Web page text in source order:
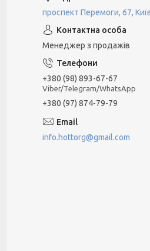
проспект Перемоги, 67,
Менеджер з продажів
+380 (98) 893-67-67
Viber/Telegram/WhatsApp
+380 (97) 874-79-79
info.hottorg@gmail.com